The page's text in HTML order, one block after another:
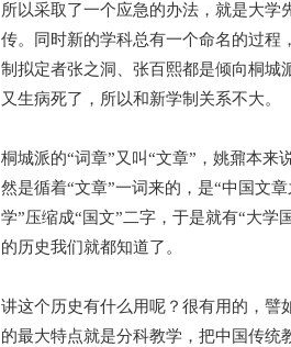
所以采取了一个应急的办法，就是大学
传。同时新的学科总有一个命名的过程
制拟定者张之洞、张百熙都是倾向桐城
又生病死了，所以和新学制关系不大。
桐城派的“词章”又叫“文章”，姚鼐本来
然是循着“文章”一词来的，是“中国文
学”压缩成“国文”二字，于是就有“大学
的历史我们就都知道了。
讲这个历史有什么用呢？很有用的，譬
的最大特点就是分科教学，把中国传统